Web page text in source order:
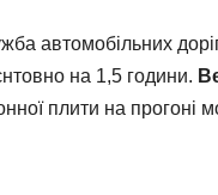
автомобільних
на 1,5 години.
плити на прогоні